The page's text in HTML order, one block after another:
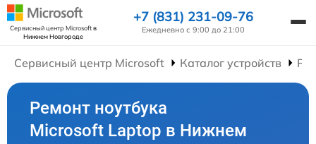
Сервисный центр Microsoftв
Нижнем Новгороде
+7 (831) 231-09-76
Ежедневно с 9:00 до 21:00
Сервисный центр Microsoft Каталог устройств
Ремонт ноутбука
Microsoft Laptop в Нижнем